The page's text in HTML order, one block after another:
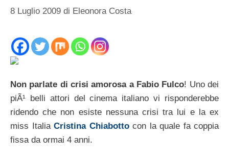
8 Luglio 2009 di Eleonora Costa
Non parlate di crisi amorosa a Fabio Fulco! Uno dei
piÃ¹ belli attori del cinema italiano vi risponderebbe
ridendo che non esiste nessuna crisi tra lui e la ex
miss Italia Cristina Chiabottocon la quale fa coppia
fissa da ormai 4 anni.